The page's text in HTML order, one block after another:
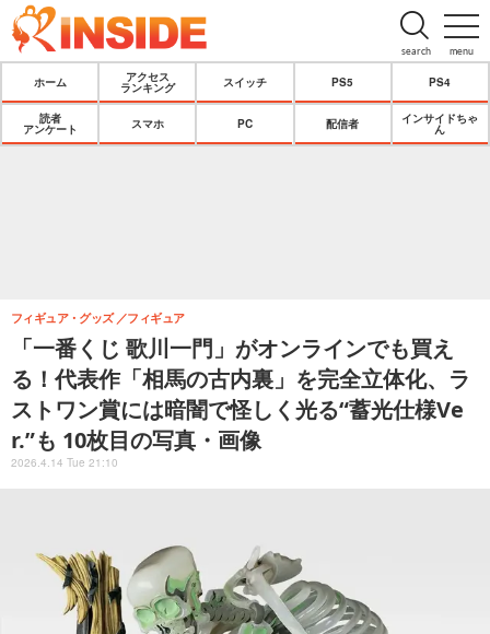
menu
search
ホーム
アクセス
ランキング
スイッチ PS5 PS4
読者
アンケート
スマホ PC 配信者
インサイドちゃ
ん
「一番くじ 歌川一門」がオンラインでも買え
る！代表作「相馬の古内裏」を完全立体化、ラ
ストワン賞には暗闇で怪しく光る“蓄光仕様Ve
r.”も 10枚目の写真・画像
フィギュア・グッズ フィギュア
2026.4.14 Tue 21:10